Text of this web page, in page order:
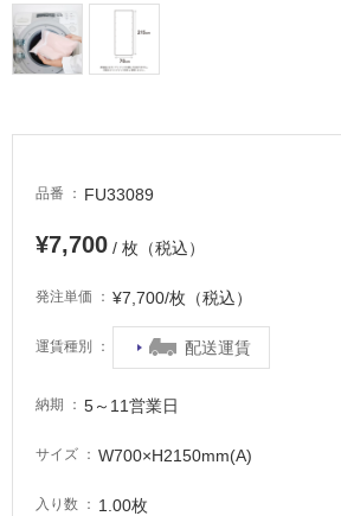
品番 FU33089
¥7,700 / 枚（税込）
発注単価 ¥7,700/枚（税込）
運賃種別 配送運賃
納期 5～11営業日
サイズ W700×H2150mm(A)
入り数 1.00枚
屋
内
床・
外
浴
室
駐
場
非
に
し